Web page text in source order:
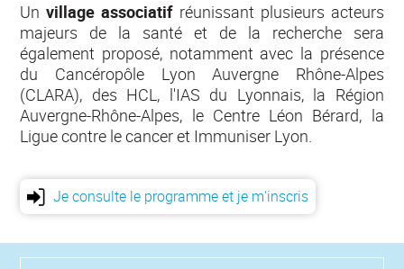
Unvillage associatifréunissant plusieurs acteurs
majeurs de la santé et de la recherche sera
également proposé, notamment avec la présence
du Cancéropôle Lyon Auvergne Rhône-Alpes
(CLARA), des HCL, l'IAS du Lyonnais, la Région
Auvergne-Rhône-Alpes, le Centre Léon Bérard, la
Ligue contre le cancer et Immuniser Lyon.
Je consulte le programme et je m'inscris